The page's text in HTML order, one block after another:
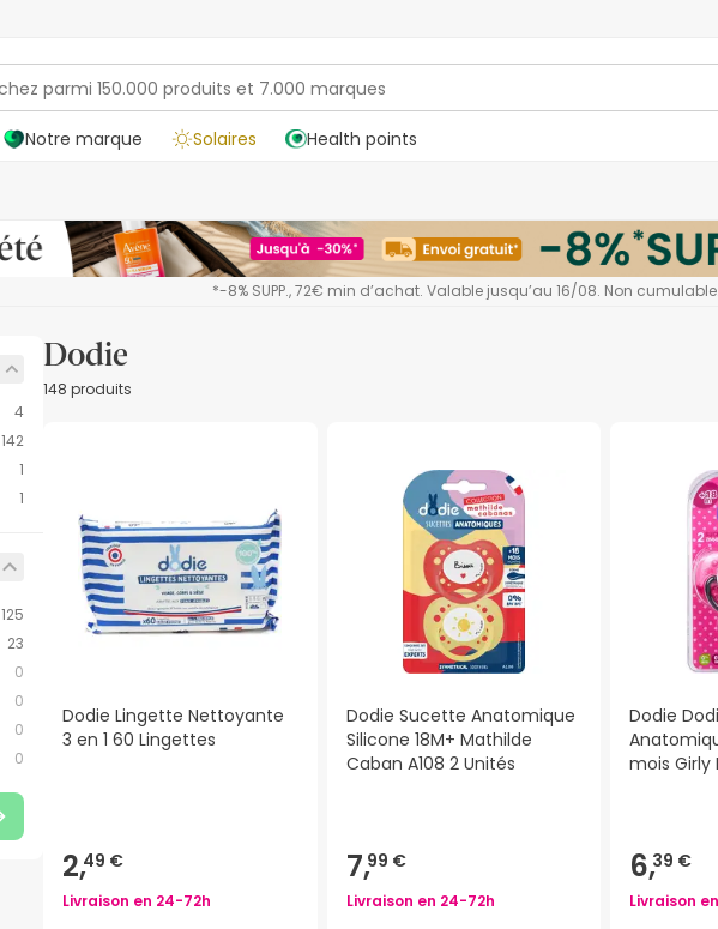
Notre marque Solaires Health points
*-8% SUPP., 72€ min d’achat. Valable jusqu’au 16/08. Non cumulable.
4
142
1
1
125
23
0
0
0
0
Dodie
148 produits
Dodie Lingette Nettoyante
3 en 1 60 Lingettes
2,49 €
Livraison en 24-72h
Dodie Sucette Anatomique
Silicone 18M+ Mathilde
Caban A108 2 Unités
7,99 €
Livraison en 24-72h
Dodie
mois Girly
6,39 €
Livraison en